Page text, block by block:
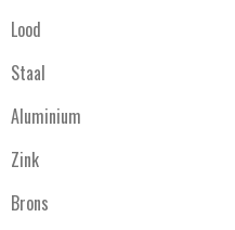
Lood
Staal
Aluminium
Zink
Brons